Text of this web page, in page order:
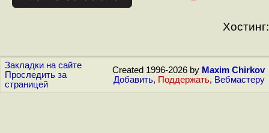
Хостинг:
Закладки на сайте
Проследить за
страницей
Created 1996-2026 by Maxim Chirkov
Добавить, Поддержать, Вебмастеру